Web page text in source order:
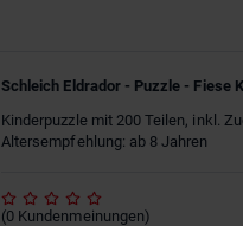
Schleich Eldrador - Puzzle - Fiese
Kinderpuzzle mit 200 Teilen, inkl.
Altersempfehlung: ab 8 Jahren
(0 Kundenmeinungen)